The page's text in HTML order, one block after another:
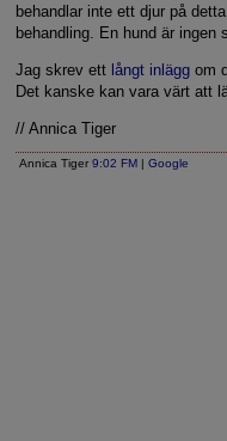
behandlar inte ett djur på
behandling. En hund är ingen
Jag skrev ett långt inlägg om
Det kanske kan vara värt att
// Annica Tiger
Annica Tiger9:02 FM |Google